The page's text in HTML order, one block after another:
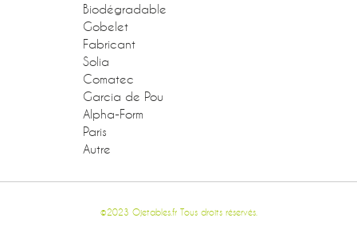
Biodégradable
Gobelet
Fabricant
Solia
Comatec
Garcia de Pou
Alpha-Form
Paris
Autre
©2023 Ojetables.fr Tous droits réservés.